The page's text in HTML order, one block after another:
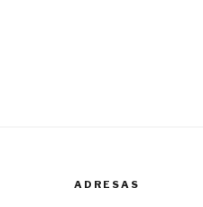
ADRESAS